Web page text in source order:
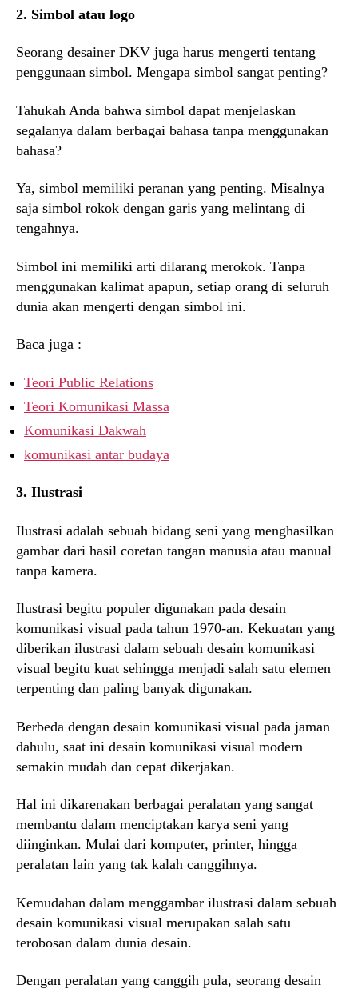
2. Simbol atau logo
Seorang desainer DKV juga harus mengerti tentang
penggunaan simbol. Mengapa simbol sangat penting?
Tahukah Anda bahwa simbol dapat menjelaskan
segalanya dalam berbagai bahasa tanpa menggunakan
bahasa?
Ya, simbol memiliki peranan yang penting. Misalnya
saja simbol rokok dengan garis yang melintang di
tengahnya.
Simbol ini memiliki arti dilarang merokok. Tanpa
menggunakan kalimat apapun, setiap orang di seluruh
dunia akan mengerti dengan simbol ini.
Baca juga :
Teori Public Relations
Teori Komunikasi Massa
Komunikasi Dakwah
komunikasi antar budaya
3. Ilustrasi
Ilustrasi adalah sebuah bidang seni yang menghasilkan
gambar dari hasil coretan tangan manusia atau manual
tanpa kamera.
Ilustrasi begitu populer digunakan pada desain
komunikasi visual pada tahun 1970-an. Kekuatan yang
diberikan ilustrasi dalam sebuah desain komunikasi
visual begitu kuat sehingga menjadi salah satu elemen
terpenting dan paling banyak digunakan.
Berbeda dengan desain komunikasi visual pada jaman
dahulu, saat ini desain komunikasi visual modern
semakin mudah dan cepat dikerjakan.
Hal ini dikarenakan berbagai peralatan yang sangat
membantu dalam menciptakan karya seni yang
diinginkan. Mulai dari komputer, printer, hingga
peralatan lain yang tak kalah canggihnya.
Kemudahan dalam menggambar ilustrasi dalam sebuah
desain komunikasi visual merupakan salah satu
terobosan dalam dunia desain.
Dengan peralatan yang canggih pula, seorang desain